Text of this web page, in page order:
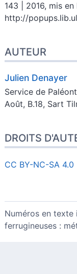
143 | 2016, mis
http://
AUTEUR
Julien Denayer
Service de
Août, B.18, Sart
DROITS
CC BY-NC-SA 4.0
Numéros en texte
ferrugineuses :